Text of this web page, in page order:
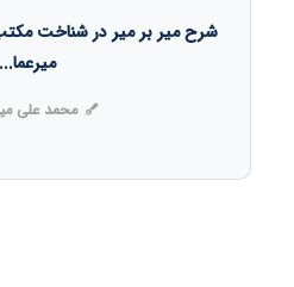
شرح میر بر میر در شناخت
میرعما...
محمد علی